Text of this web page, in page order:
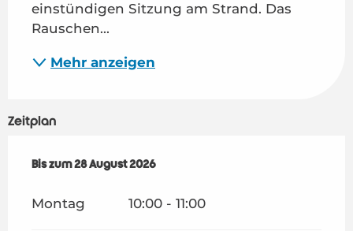
einstündigen Sitzung am Strand. Das
Rauschen...
Mehr anzeigen
Zeitplan
vom6 Juli 2026bis zum
Bis zum28 August 2026
Montag 10:00 - 11:00